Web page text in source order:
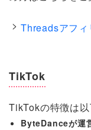
Threadsアフ
TikTok
TikTokの特徴は以
ByteDanceが運